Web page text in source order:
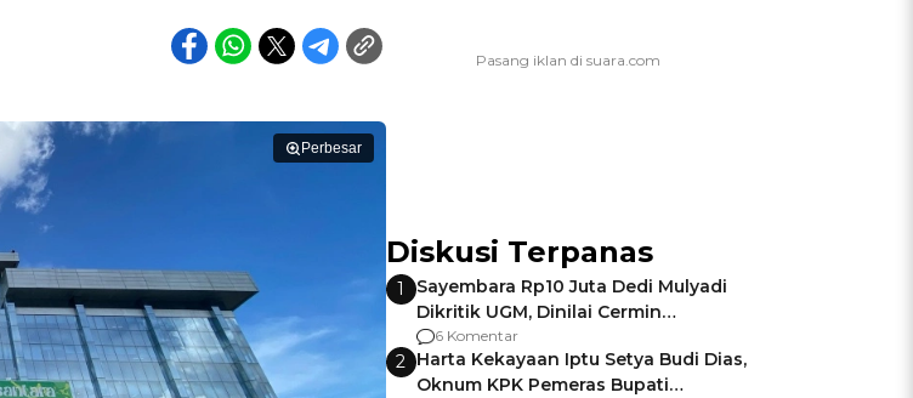
Perbesar
Diskusi Terpanas
1
Sayembara Rp10 Juta Dedi Mulyadi
Dikritik UGM, Dinilai Cermin
Gagalnya Negara Jamin Keamanan
6 Komentar
2 Harta Kekayaan Iptu Setya Budi Dias,
Oknum KPK Pemeras Bupati